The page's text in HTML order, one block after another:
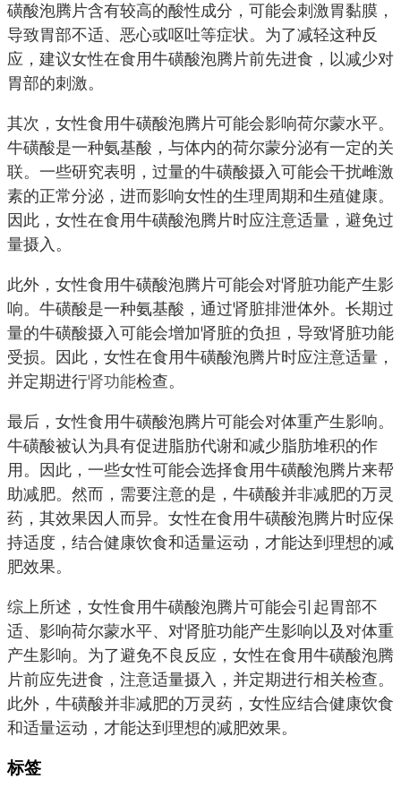
磺酸泡腾片含有较高的酸性成分，可能会刺激胃黏膜，
导致胃部不适、恶心或呕吐等症状。为了减轻这种反
应，建议女性在食用牛磺酸泡腾片前先进食，以减少对
胃部的刺激。
其次，女性食用牛磺酸泡腾片可能会影响荷尔蒙水平。
牛磺酸是一种氨基酸，与体内的荷尔蒙分泌有一定的关
联。一些研究表明，过量的牛磺酸摄入可能会干扰雌激
素的正常分泌，进而影响女性的生理周期和生殖健康。
因此，女性在食用牛磺酸泡腾片时应注意适量，避免过
量摄入。
此外，女性食用牛磺酸泡腾片可能会对肾脏功能产生影
响。牛磺酸是一种氨基酸，通过肾脏排泄体外。长期过
量的牛磺酸摄入可能会增加肾脏的负担，导致肾脏功能
受损。因此，女性在食用牛磺酸泡腾片时应注意适量，
并定期进行肾功能检查。
最后，女性食用牛磺酸泡腾片可能会对体重产生影响。
牛磺酸被认为具有促进脂肪代谢和减少脂肪堆积的作
用。因此，一些女性可能会选择食用牛磺酸泡腾片来帮
助减肥。然而，需要注意的是，牛磺酸并非减肥的万灵
药，其效果因人而异。女性在食用牛磺酸泡腾片时应保
持适度，结合健康饮食和适量运动，才能达到理想的减
肥效果。
综上所述，女性食用牛磺酸泡腾片可能会引起胃部不
适、影响荷尔蒙水平、对肾脏功能产生影响以及对体重
产生影响。为了避免不良反应，女性在食用牛磺酸泡腾
片前应先进食，注意适量摄入，并定期进行相关检查。
此外，牛磺酸并非减肥的万灵药，女性应结合健康饮食
和适量运动，才能达到理想的减肥效果。
标签